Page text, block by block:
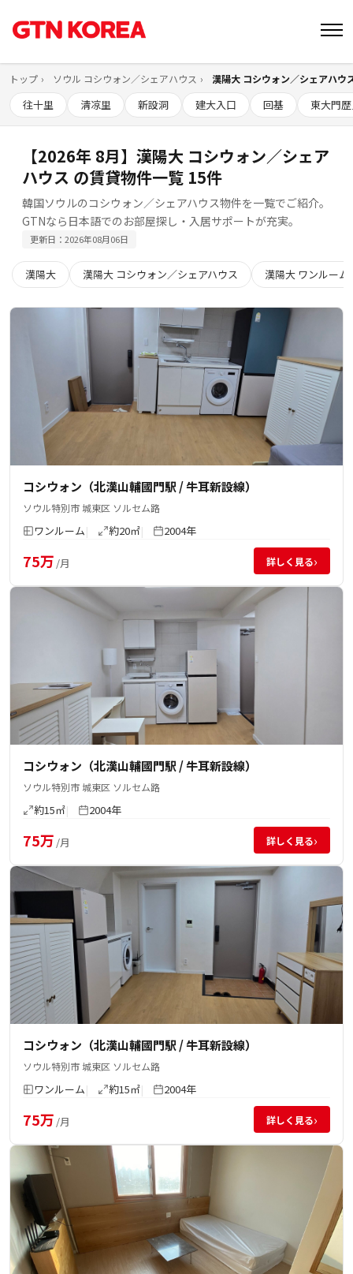
トップ ソウル コシウォン／シェアハウス 漢陽大 コシウォン／シェアハウ
往十里 淸凉里 新設洞 建大入口 回基 東大門
【2026年 8月】漢陽大 コシウォン／シェア
ハウス の賃貸物件一覧 15件
韓国ソウルのコシウォン／シェアハウス物件を一覧でご紹介。
GTNなら日本語でのお部屋探し・入居サポートが充実。
更新日：2026年08月06日
漢陽大 漢陽大 コシウォン／シェアハウス 漢陽大 ワンルーム
コシウォン（北漢山輔國門駅 / 牛耳新設線）
ソウル特別市 城東区 ソルセム路
ワンルーム 約20㎡ 2004年
75万 /月 詳しく見る›
コシウォン（北漢山輔國門駅 / 牛耳新設線）
ソウル特別市 城東区 ソルセム路
約15㎡ 2004年
75万 /月 詳しく見る›
コシウォン（北漢山輔國門駅 / 牛耳新設線）
ソウル特別市 城東区 ソルセム路
ワンルーム 約15㎡ 2004年
75万 /月 詳しく見る›